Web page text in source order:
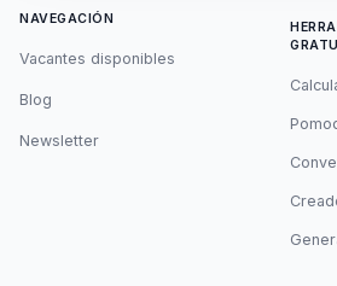
NAVEGACIÓN
Vacantes disponibles
Blog
Newsletter